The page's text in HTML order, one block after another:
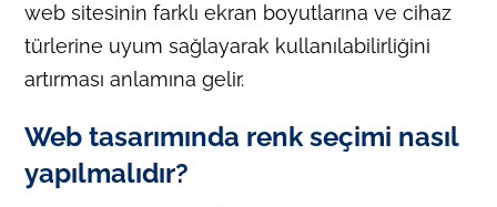
web sitesinin farklı ekran boyutlarına ve cihaz
türlerine uyum sağlayarak kullanılabilirliğini
artırması anlamına gelir.
Web tasarımında renk seçimi nasıl
yapılmalıdır?